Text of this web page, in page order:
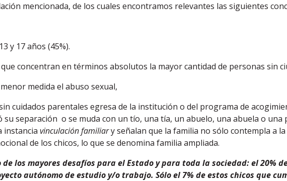
mencionada, de los cuales encontramos relevantes las siguientes
y 17 años (45%).
concentran en términos absolutos la mayor cantidad de personas sin
medida el abuso sexual,
cuidados parentales egresa de la institución o del programa de
separación o se muda con un tío, una tía, un abuelo, una abuela o una
instancia vinculación familiary señalan que la familia no sólo contempla a
de los chicos, lo que se denomina familia ampliada.
los mayores desafíos para el Estado y para toda la sociedad: el 20%
autónomo de estudio y/o trabajo. Sólo el 7% de estos chicos que